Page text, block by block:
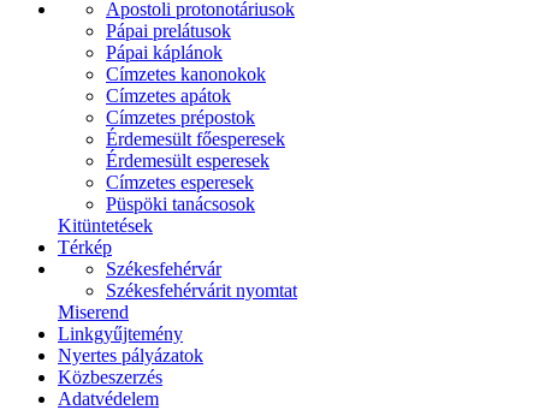
Apostoli protonotáriusok
Pápai prelátusok
Pápai káplánok
Címzetes kanonokok
Címzetes apátok
Címzetes prépostok
Érdemesült főesperesek
Érdemesült esperesek
Címzetes esperesek
Püspöki tanácsosok
Kitüntetések
Térkép
Székesfehérvár
Székesfehérvárit nyomtat
Miserend
Linkgyűjtemény
Nyertes pályázatok
Közbeszerzés
Adatvédelem